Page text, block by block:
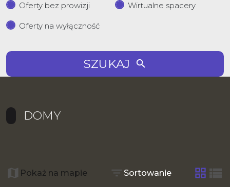
Oferty bez prowizji Wirtualne spacery
Oferty na wyłączność
SZUKAJ
DOMY
−
Pokaż na mapie Sortowanie
tabela